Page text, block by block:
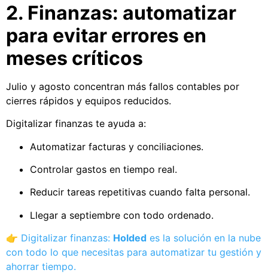
2. Finanzas: automatizar
para evitar errores en
meses críticos
Julio y agosto concentran más fallos contables por
cierres rápidos y equipos reducidos.
Digitalizar finanzas te ayuda a:
Automatizar facturas y conciliaciones.
Controlar gastos en tiempo real.
Reducir tareas repetitivas cuando falta personal.
Llegar a septiembre con todo ordenado.
👉 Digitalizar finanzas: Holded es la solución en la nube
con todo lo que necesitas para automatizar tu gestión y
ahorrar tiempo.